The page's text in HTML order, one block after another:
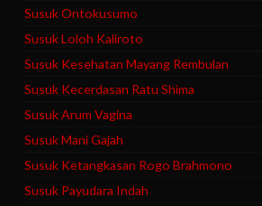
Susuk Ontokusumo
Susuk Loloh Kaliroto
Susuk Kesehatan Mayang Rembulan
Susuk Kecerdasan Ratu Shima
Susuk Arum Vagina
Susuk Mani Gajah
Susuk Ketangkasan Rogo Brahmono
Susuk Payudara Indah